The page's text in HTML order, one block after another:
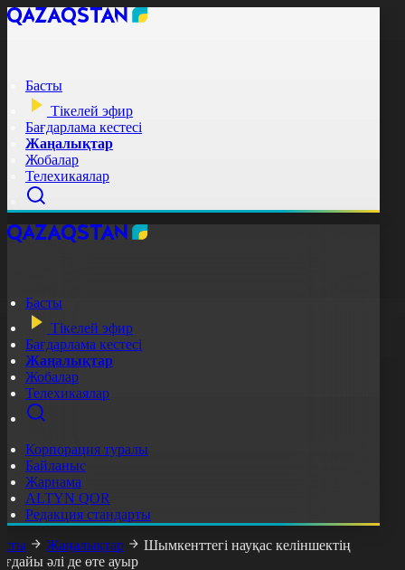
Басты
Тікелей эфир
Бағдарлама кестесі
Жаңалықтар
Жобалар
Телехикаялар
Басты
Тікелей эфир
Бағдарлама кестесі
Жаңалықтар
Жобалар
Телехикаялар
Корпорация туралы
Байланыс
Жарнама
ALTYN QOR
Редакция стандарты
Жаңалықтар
Шымкенттегі науқас келіншектің
әлі де өте ауыр